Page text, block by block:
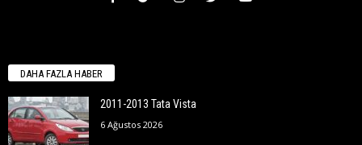
DAHA FAZLA HABER
2011-2013 Tata Vista
6 Ağustos 2026